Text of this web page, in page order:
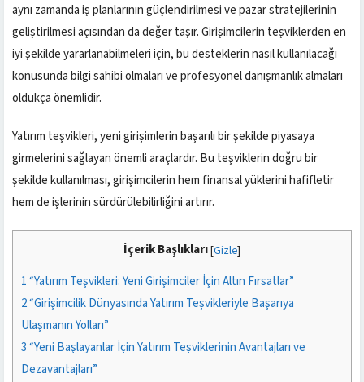
aynı zamanda iş planlarının güçlendirilmesi ve pazar stratejilerinin
geliştirilmesi açısından da değer taşır. Girişimcilerin teşviklerden en
iyi şekilde yararlanabilmeleri için, bu desteklerin nasıl kullanılacağı
konusunda bilgi sahibi olmaları ve profesyonel danışmanlık almaları
oldukça önemlidir.
Yatırım teşvikleri, yeni girişimlerin başarılı bir şekilde piyasaya
girmelerini sağlayan önemli araçlardır. Bu teşviklerin doğru bir
şekilde kullanılması, girişimcilerin hem finansal yüklerini hafifletir
hem de işlerinin sürdürülebilirliğini artırır.
İçerik Başlıkları[Gizle]
1“Yatırım Teşvikleri: Yeni Girişimciler İçin Altın Fırsatlar”
2“Girişimcilik Dünyasında Yatırım Teşvikleriyle Başarıya
Ulaşmanın Yolları”
3“Yeni Başlayanlar İçin Yatırım Teşviklerinin Avantajları ve
Dezavantajları”